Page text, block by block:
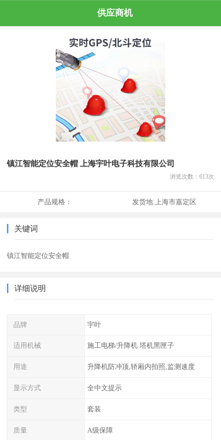
供应商机
镇江智能定位安全帽 上海宇叶电子科技有限公司
浏览次数： 613次
产品规格： 发货地:上海市嘉定区
关键词
镇江智能定位安全帽
详细说明
品牌 宇叶
适用机械 施工电梯/升降机 塔机黑匣子
用途 升降机防冲顶,轿厢内拍照,监测速度
显示方式 全中文提示
类型 套装
质量 A级保障